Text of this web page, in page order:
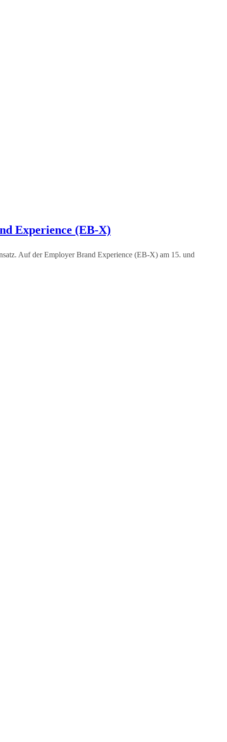
Experience (EB-X)
Auf der Employer Brand Experience (EB-X) am 15. und